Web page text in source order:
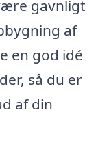
gavnligt
af
en god idé
så du er
af din